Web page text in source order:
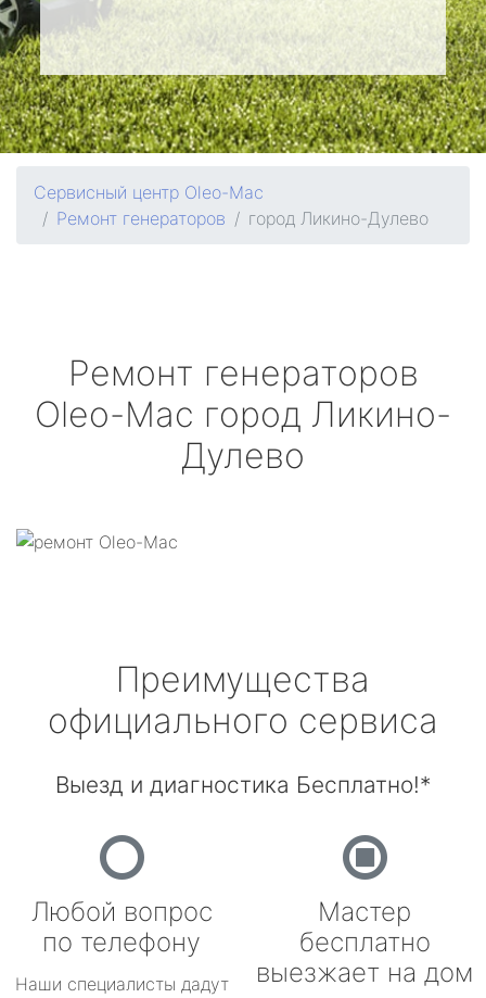
Сервисный центр Oleo-Mac
Ремонт генераторов
город Ликино-Дулево
Ремонт генераторов
Oleo-Mac город Ликино-
Дулево
Преимущества
официального сервиса
Выезд и диагностика Бесплатно!*
Любой вопрос
по телефону
Наши специалисты дадут
Мастер
бесплатно
выезжает на дом